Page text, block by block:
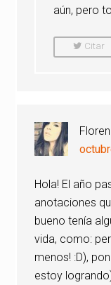
aún, pero
Citar
Hola! El año
anotaciones
bueno tenía
vida, como:
menos! :D),
estoy